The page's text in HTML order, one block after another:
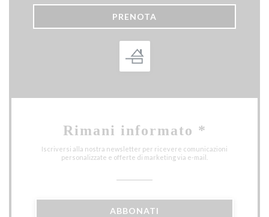
PRENOTA
Rimani informato *
Iscriversi alla nostra newsletter per ricevere comunicazioni
personalizzate e offerte di marketing via e-mail.
ABBONATI